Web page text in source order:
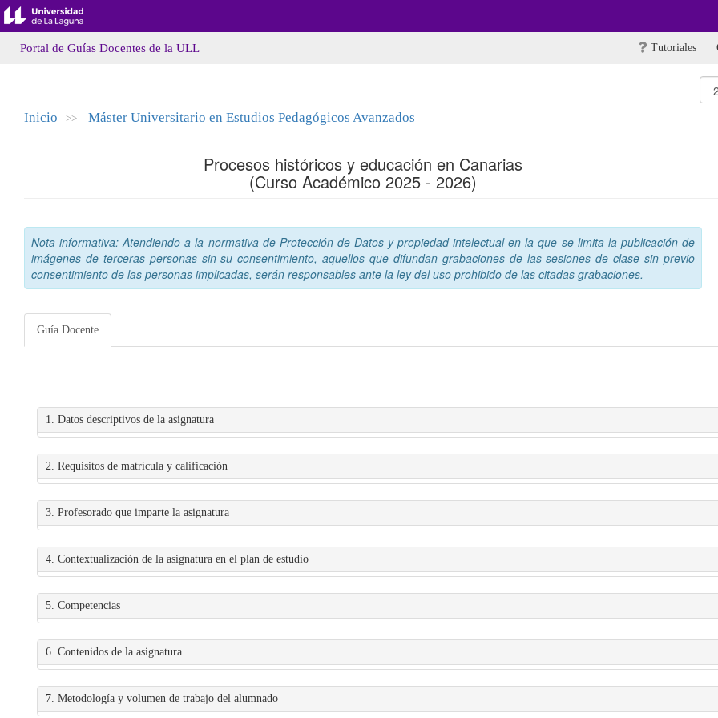
Portal de Guías Docentes de la ULL Tutoriales
Inicio >> Máster Universitario en Estudios Pedagógicos Avanzados
Procesos históricos y educación en Canarias
(Curso Académico 2025 - 2026)
Nota informativa: Atendiendo a la normativa de Protección de Datos y propiedad intelectual en la que se limita la publicación de
imágenes de terceras personas sin su consentimiento, aquellos que difundan grabaciones de las sesiones de clase sin previo
consentimiento de las personas implicadas, serán responsables ante la ley del uso prohibido de las citadas grabaciones.
Guía Docente
1. Datos descriptivos de la asignatura
2. Requisitos de matrícula y calificación
3. Profesorado que imparte la asignatura
4. Contextualización de la asignatura en el plan de estudio
5. Competencias
6. Contenidos de la asignatura
7. Metodología y volumen de trabajo del alumnado